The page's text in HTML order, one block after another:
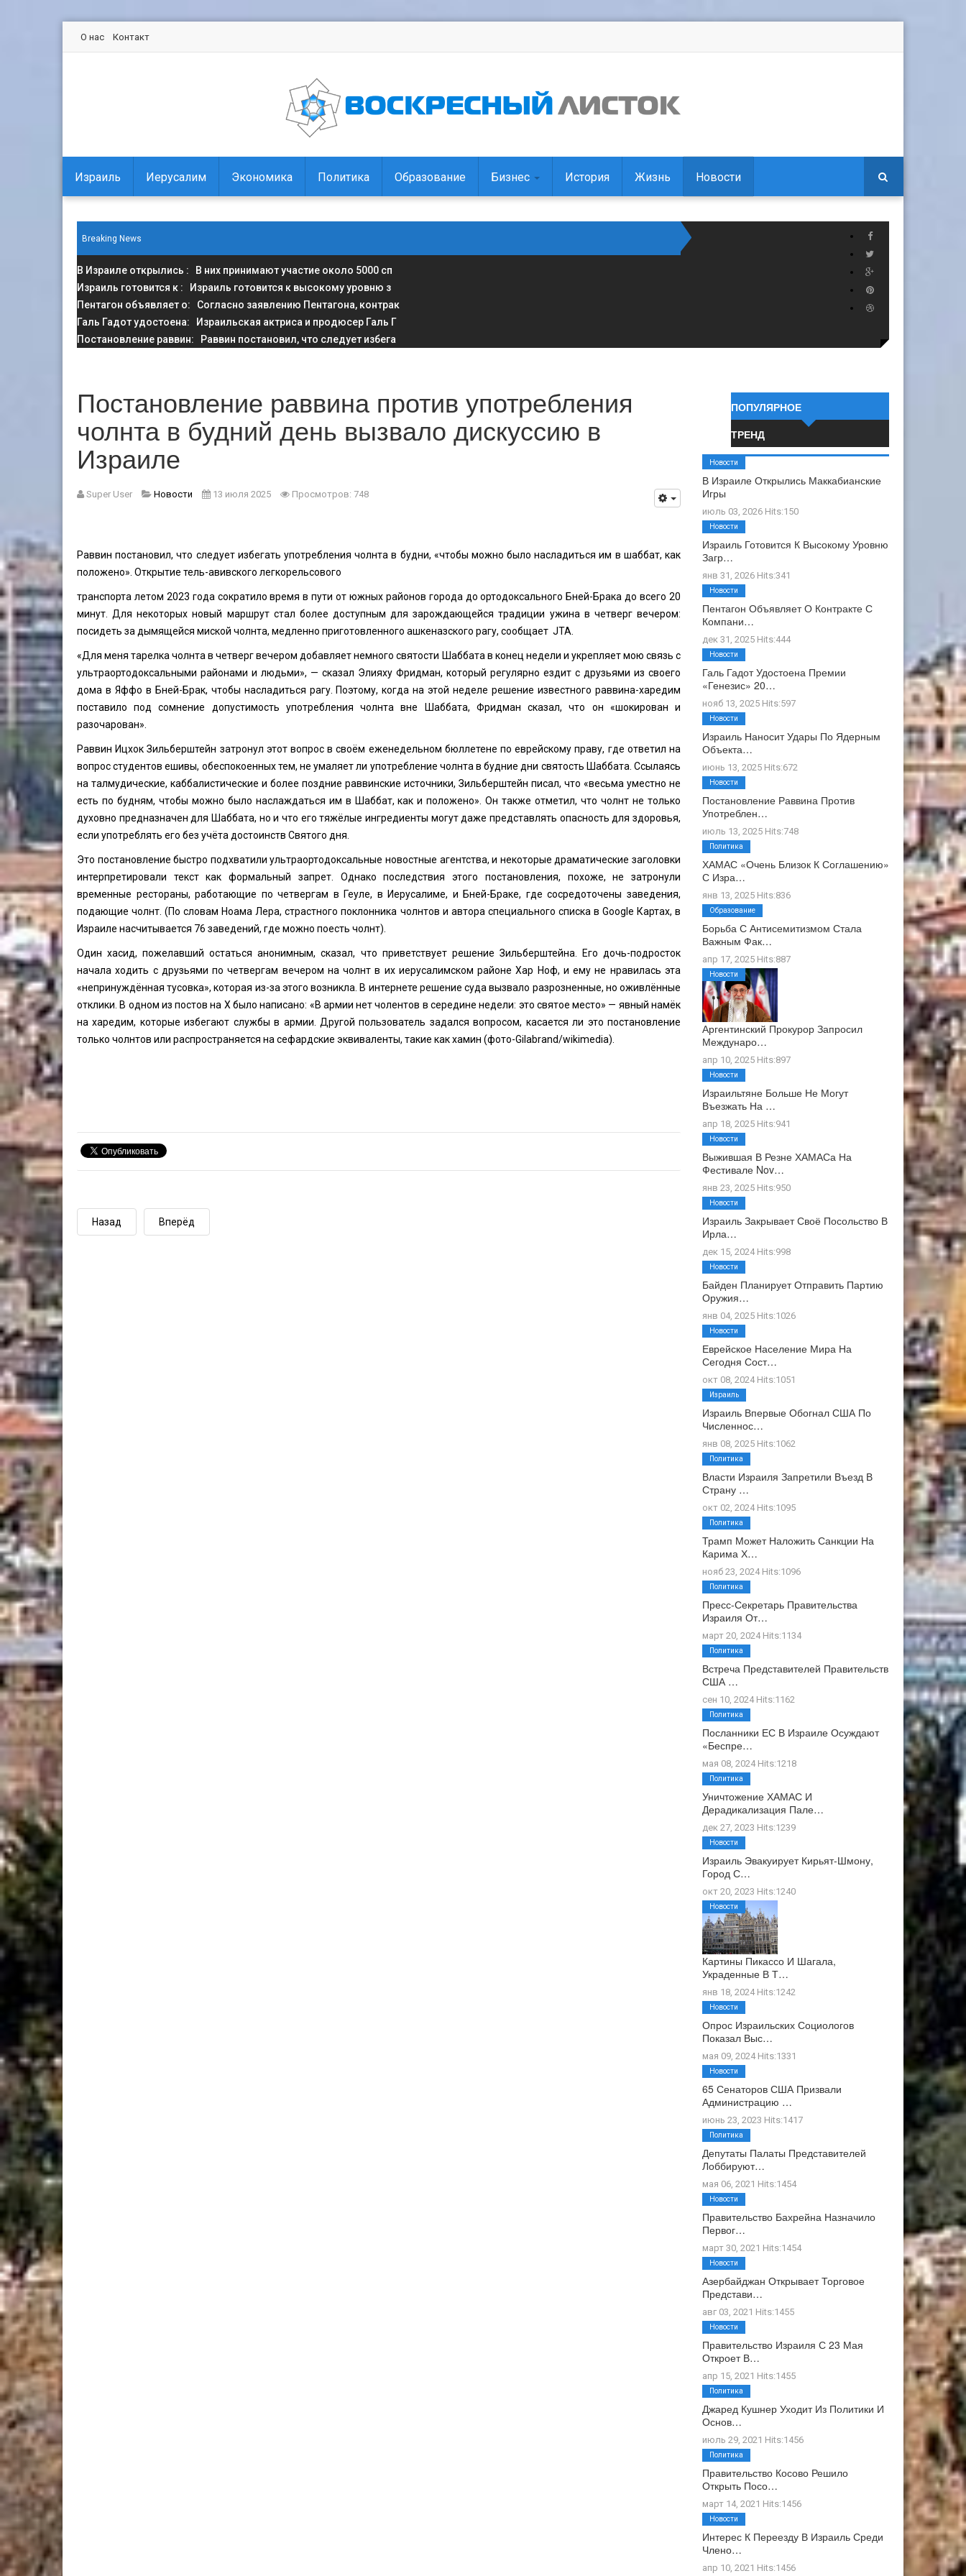
О нас Контакт
Израиль Иерусалим Экономика Политика Образование Бизнес История Жизнь Новости
Breaking News
В Израиле открылись : В них принимают участие около 5000 сп
Израиль готовится к : Израиль готовится к высокому уровню з
Пентагон объявляет о: Согласно заявлению Пентагона, контрак
Галь Гадот удостоена: Израильская актриса и продюсер Галь Г
Постановление раввин: Раввин постановил, что следует избега
Постановление раввина против употребления
чолнта в будний день вызвало дискуссию в
Израиле
Super User Новости 13 июля 2025 Просмотров: 748
Раввин постановил, что следует избегать употребления чолнта в будни, «чтобы можно было насладиться им в шаббат, как
положено». Открытие тель-авивского легкорельсового
транспорта летом 2023 года сократило время в пути от южных районов города до ортодоксального Бней-Брака до всего 20
минут. Для некоторых новый маршрут стал более доступным для зарождающейся традиции ужина в четверг вечером:
посидеть за дымящейся миской чолнта, медленно приготовленного ашкеназского рагу, сообщает JTA.
«Для меня тарелка чолнта в четверг вечером добавляет немного святости Шаббата в конец недели и укрепляет мою связь с
ультраортодоксальными районами и людьми», — сказал Элияху Фридман, который регулярно ездит с друзьями из своего
дома в Яффо в Бней-Брак, чтобы насладиться рагу. Поэтому, когда на этой неделе решение известного раввина-харедим
поставило под сомнение допустимость употребления чолнта вне Шаббата, Фридман сказал, что он «шокирован и
разочарован».
Раввин Ицхок Зильберштейн затронул этот вопрос в своём еженедельном бюллетене по еврейскому праву, где ответил на
вопрос студентов ешивы, обеспокоенных тем, не умаляет ли употребление чолнта в будние дни святость Шаббата. Ссылаясь
на талмудические, каббалистические и более поздние раввинские источники, Зильберштейн писал, что «весьма уместно не
есть по будням, чтобы можно было наслаждаться им в Шаббат, как и положено». Он также отметил, что чолнт не только
духовно предназначен для Шаббата, но и что его тяжёлые ингредиенты могут даже представлять опасность для здоровья,
если употреблять его без учёта достоинств Святого дня.
Это постановление быстро подхватили ультраортодоксальные новостные агентства, и некоторые драматические заголовки
интерпретировали текст как формальный запрет. Однако последствия этого постановления, похоже, не затронули
временные рестораны, работающие по четвергам в Геуле, в Иерусалиме, и Бней-Браке, где сосредоточены заведения,
подающие чолнт. (По словам Ноама Лера, страстного поклонника чолнтов и автора специального списка в Google Картах, в
Израиле насчитывается 76 заведений, где можно поесть чолнт).
Один хасид, пожелавший остаться анонимным, сказал, что приветствует решение Зильберштейна. Его дочь-подросток
начала ходить с друзьями по четвергам вечером на чолнт в их иерусалимском районе Хар Ноф, и ему не нравилась эта
«непринуждённая тусовка», которая из-за этого возникла. В интернете решение суда вызвало разрозненные, но оживлённые
отклики. В одном из постов на X было написано: «В армии нет чолентов в середине недели: это святое место» — явный намёк
на харедим, которые избегают службы в армии. Другой пользователь задался вопросом, касается ли это постановление
только чолнтов или распространяется на сефардские эквиваленты, такие как хамин (фото-Gilabrand/wikimedia).
Назад Вперёд
ПОПУЛЯРНОЕ
ТРЕНД
В Израиле Открылись Маккабианские
Игры
июль 03, 2026 Hits:150
Новости
Израиль Готовится К Высокому Уровню
Загр…
янв 31, 2026 Hits:341
Новости
Пентагон Объявляет О Контракте С
Компани…
дек 31, 2025 Hits:444
Новости
Галь Гадот Удостоена Премии
«Генезис» 20…
нояб 13, 2025 Hits:597
Новости
Израиль Наносит Удары По Ядерным
Объекта…
июнь 13, 2025 Hits:672
Новости
Постановление Раввина Против
Употреблен…
июль 13, 2025 Hits:748
Новости
ХАМАС «очень Близок К Соглашению»
С Изра…
янв 13, 2025 Hits:836
Политика
Борьба С Антисемитизмом Стала
Важным Фак…
апр 17, 2025 Hits:887
Образование
Аргентинский Прокурор Запросил
Междунаро…
апр 10, 2025 Hits:897
Новости
Израильтяне Больше Не Могут
Въезжать На …
апр 18, 2025 Hits:941
Новости
Выжившая В Резне ХАМАСа На
Фестивале Nov…
янв 23, 2025 Hits:950
Новости
Израиль Закрывает Своё Посольство В
Ирла…
дек 15, 2024 Hits:998
Новости
Байден Планирует Отправить Партию
Оружия…
янв 04, 2025 Hits:1026
Новости
Еврейское Население Мира На
Сегодня Сост…
окт 08, 2024 Hits:1051
Новости
Израиль Впервые Обогнал США По
Численнос…
янв 08, 2025 Hits:1062
Израиль
Власти Израиля Запретили Въезд В
Страну …
окт 02, 2024 Hits:1095
Политика
Трамп Может Наложить Санкции На
Карима Х…
нояб 23, 2024 Hits:1096
Политика
Пресс-Секретарь Правительства
Израиля От…
март 20, 2024 Hits:1134
Политика
Встреча Представителей Правительств
США …
сен 10, 2024 Hits:1162
Политика
Посланники ЕС В Израиле Осуждают
«беспре…
мая 08, 2024 Hits:1218
Политика
Уничтожение ХАМАС И
Дерадикализация Пале…
дек 27, 2023 Hits:1239
Политика
Израиль Эвакуирует Кирьят-Шмону,
Город С…
окт 20, 2023 Hits:1240
Новости
Картины Пикассо И Шагала,
Украденные В Т…
янв 18, 2024 Hits:1242
Новости
Опрос Израильских Социологов
Показал Выс…
мая 09, 2024 Hits:1331
Новости
65 Сенаторов США Призвали
Администрацию …
июнь 23, 2023 Hits:1417
Новости
Депутаты Палаты Представителей
Лоббируют…
мая 06, 2021 Hits:1454
Политика
Правительство Бахрейна Назначило
Первог…
март 30, 2021 Hits:1454
Новости
Азербайджан Открывает Торговое
Представи…
авг 03, 2021 Hits:1455
Новости
Правительство Израиля С 23 Мая
Откроет В…
апр 15, 2021 Hits:1455
Новости
Джаред Кушнер Уходит Из Политики И
Основ…
июль 29, 2021 Hits:1456
Политика
Правительство Косово Решило
Открыть Посо…
март 14, 2021 Hits:1456
Политика
Интерес К Переезду В Израиль Среди
Члено…
апр 10, 2021 Hits:1456
Новости